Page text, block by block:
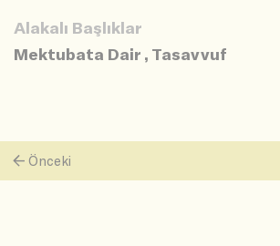
Alakalı Başlıklar
Mektubata Dair , Tasavvuf
Önceki